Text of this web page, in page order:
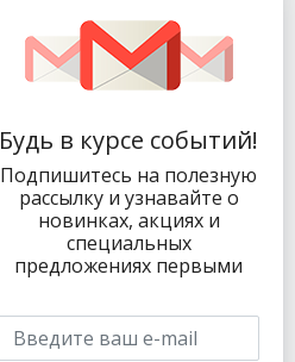
Будь в курсе событий!
Подпишитесь на полезную
рассылку и узнавайте о
новинках, акциях и
специальных
предложениях первыми